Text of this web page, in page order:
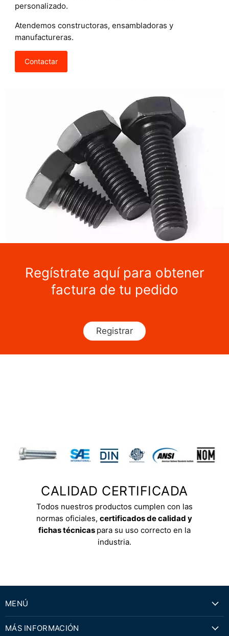
personalizado.
Atendemos constructoras, ensambladoras y
manufactureras.
Contactar
Regístrate aquí para obtener
factura de tu pedido
Registrar
CALIDAD CERTIFICADA
Todos nuestros productos cumplen con las
normas oficiales,certificados de calidad y
fichas técnicas para su uso correcto en la
industria.
MENÚ
MÁS INFORMACIÓN